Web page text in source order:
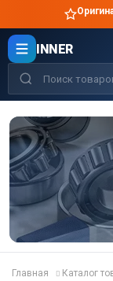
INNER
Главная Каталог